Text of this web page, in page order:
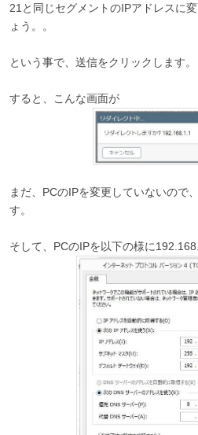
21と同じセグメントのIPアドレスに
ょう。。
という事で、送信をクリックします。
すると、こんな画面が
まだ、PCのIPを変更していないので
す。
そして、PCのIPを以下の様に